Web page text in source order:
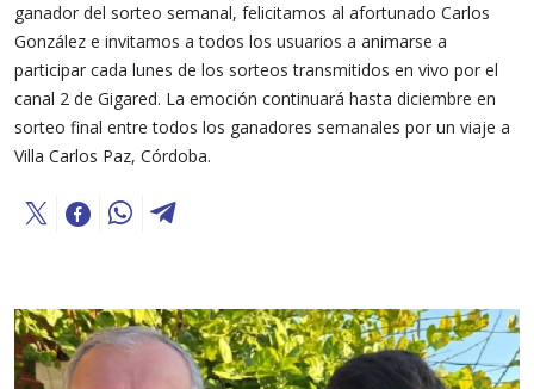
ganador del sorteo semanal, felicitamos al afortunado Carlos
González e invitamos a todos los usuarios a animarse a
participar cada lunes de los sorteos transmitidos en vivo por el
canal 2 de Gigared. La emoción continuará hasta diciembre en
sorteo final entre todos los ganadores semanales por un viaje a
Villa Carlos Paz, Córdoba.